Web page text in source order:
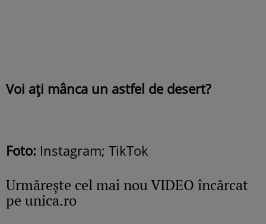
Voi ați mânca un astfel de desert?
Foto: Instagram; TikTok
Urmăreşte cel mai nou VIDEO încărcat
pe unica.ro